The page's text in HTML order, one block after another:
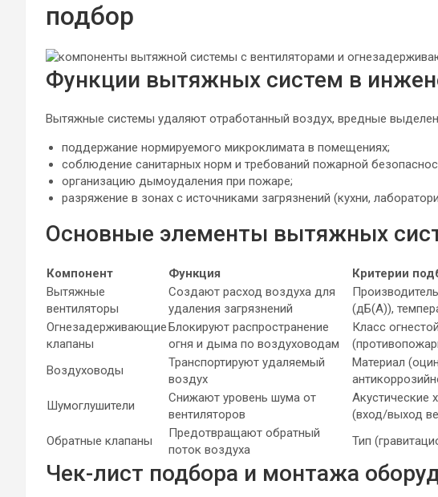
подбор
Функции вытяжных систем в
Вытяжные системы удаляют отработанный воздух, вредные
поддержание нормируемого микроклимата в помещениях;
соблюдение санитарных норм и требований пожарной
организацию дымоудаления при пожаре;
разряжение в зонах с источниками загрязнений (кухни,
Основные элементы вытяжных
Компонент Функция
Критерии
Вытяжные
вентиляторы
Создают расход воздуха для
удаления загрязнений
(дБ(А)),
Огнезадерживающие
клапаны
Блокируют распространение
огня и дыма по воздуховодам
Класс
Воздуховоды
Транспортируют удаляемый
воздух
Материал
Шумоглушители
Снижают уровень шума от
вентиляторов
Акустические
(вход/выход
Обратные клапаны
Предотвращают обратный
поток воздуха
Тип
Чек-лист подбора и монтажа